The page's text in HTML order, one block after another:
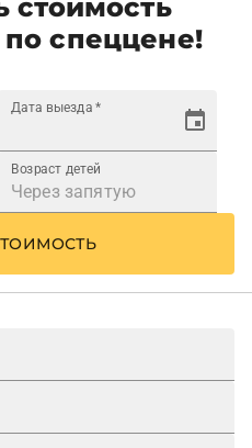
стоимость
спеццене!
Дата выезда *
Возраст детей